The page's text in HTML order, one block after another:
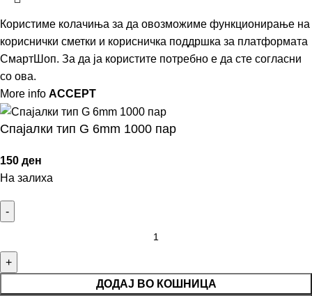
Користиме колачиња за да овозможиме функционирање на
кориснички сметки и корисничка поддршка за платформата
СмартШоп. За да ја користите потребно е да сте согласни
со ова.
More info ACCEPT
Спајалки тип G 6mm 1000 пар
150 ден
На залиха
ДОДАЈ ВО КОШНИЦА